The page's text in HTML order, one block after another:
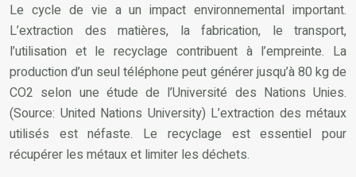
Le cycle de vie a un impact environnemental important.
L’extraction des matières, la fabrication, le transport,
l’utilisation et le recyclage contribuent à l’empreinte. La
production d’un seul téléphone peut générer jusqu’à 80 kg de
CO2 selon une étude de l’Université des Nations Unies.
(Source: United Nations University) L’extraction des métaux
utilisés est néfaste. Le recyclage est essentiel pour
récupérer les métaux et limiter les déchets.